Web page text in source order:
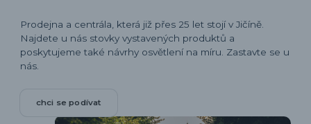
Prodejna a centrála, která již přes 25 let stojí v Jičíně.
Najdete u nás stovky vystavených produktů a
poskytujeme také návrhy osvětlení na míru. Zastavte se u
nás.
chci se podívat